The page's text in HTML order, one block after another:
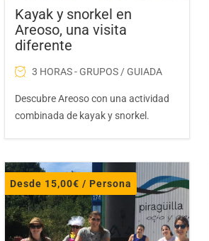
Kayak y snorkel en
Areoso, una visita
diferente
3 HORAS - GRUPOS / GUIADA
Descubre Areoso con una actividad
combinada de kayak y snorkel.
Desde 15,00€ / Persona